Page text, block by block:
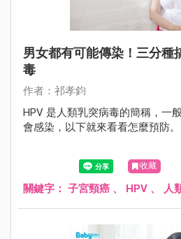
男女都有可能傳染！三分種
毒
作者：祁孝鈞
HPV 是人類乳突病毒的簡稱，一
會感染，以下就來看看怎麼預防。
收藏
關鍵字： 子宮頸癌 、 HPV 、 人